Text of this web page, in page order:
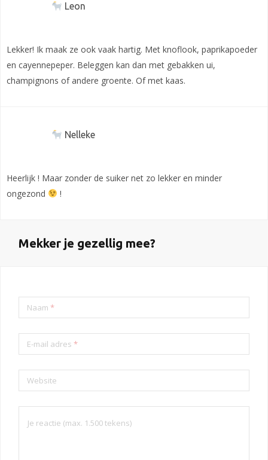
Leon
Lekker! Ik maak ze ook vaak hartig. Met knoflook, paprikapoeder
en cayennepeper. Beleggen kan dan met gebakken ui,
champignons of andere groente. Of met kaas.
Nelleke
Heerlijk ! Maar zonder de suiker net zo lekker en minder
ongezond
!
Mekker je gezellig mee?
Naam *
E-mail adres *
Website